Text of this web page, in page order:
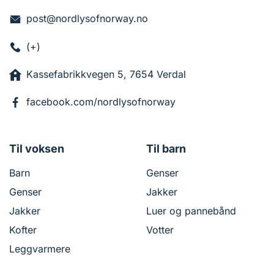
post@nordlysofnorway.no
(+)
Kassefabrikkvegen 5, 7654 Verdal
facebook.com/nordlysofnorway
Til voksen
Barn
Genser
Jakker
Kofter
Leggvarmere
Til barn
Genser
Jakker
Luer og pannebånd
Votter